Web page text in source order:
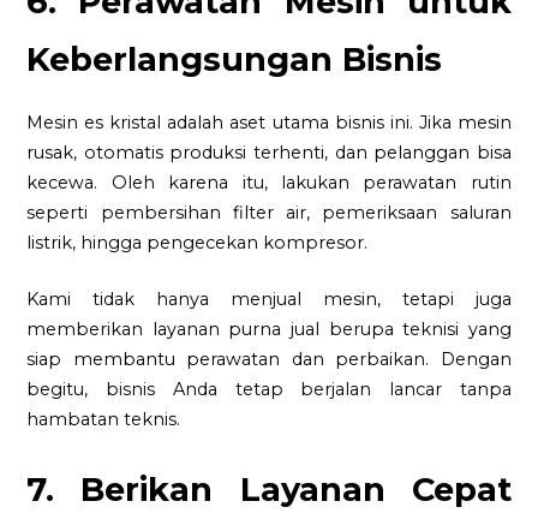
Keberlangsungan Bisnis
Mesin es kristal adalah aset utama bisnis ini. Jika mesin
rusak, otomatis produksi terhenti, dan pelanggan bisa
kecewa. Oleh karena itu, lakukan perawatan rutin
seperti pembersihan filter air, pemeriksaan saluran
listrik, hingga pengecekan kompresor.
Kami tidak hanya menjual mesin, tetapi juga
memberikan layanan purna jual berupa teknisi yang
siap membantu perawatan dan perbaikan. Dengan
begitu, bisnis Anda tetap berjalan lancar tanpa
hambatan teknis.
7. Berikan Layanan Cepat